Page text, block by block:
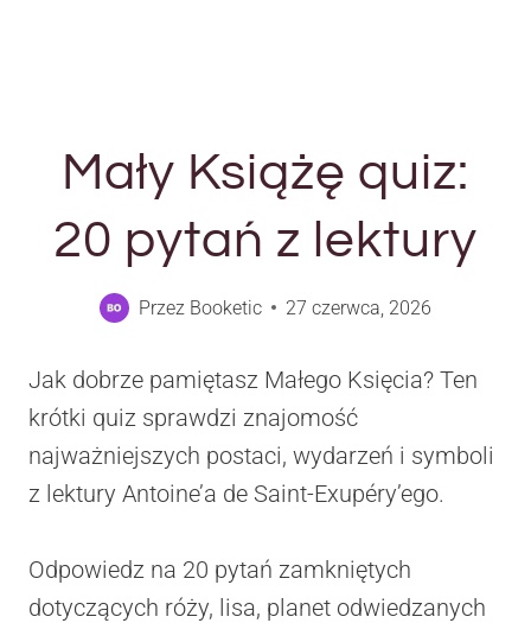
Mały Książę quiz:
20 pytań z lektury
Przez Booketic 27 czerwca, 2026
Jak dobrze pamiętasz Małego Księcia? Ten
krótki quiz sprawdzi znajomość
najważniejszych postaci, wydarzeń i symboli
z lektury Antoine’a de Saint-Exupéry’ego.
Odpowiedz na 20 pytań zamkniętych
dotyczących róży, lisa, planet odwiedzanych